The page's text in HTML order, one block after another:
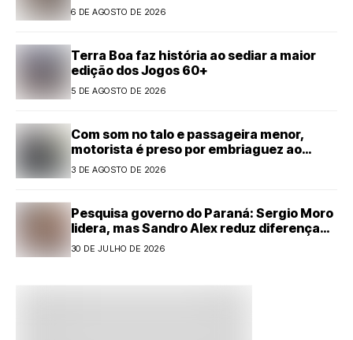
6 DE AGOSTO DE 2026
Terra Boa faz história ao sediar a maior
edição dos Jogos 60+
5 DE AGOSTO DE 2026
Com som no talo e passageira menor,
motorista é preso por embriaguez ao
volante em Cianorte
3 DE AGOSTO DE 2026
Pesquisa governo do Paraná: Sergio Moro
lidera, mas Sandro Alex reduz diferença
com forte alta
30 DE JULHO DE 2026